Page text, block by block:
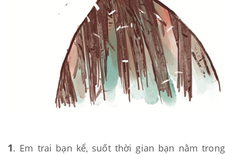
1. Em trai bạn kể, suốt thời gian bạn nằm trong